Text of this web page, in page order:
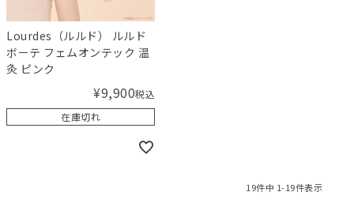
Lourdes（ルルド） ルルド
ボーテ フェムオンテック 温
灸 ピンク
¥9,900税込
在庫切れ
19件中 1-19件表示